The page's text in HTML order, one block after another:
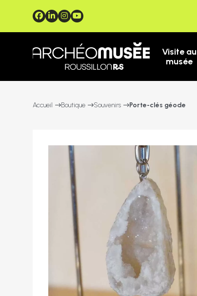
Visite au
musée
Accueil Boutique Souvenirs Porte-clés géode